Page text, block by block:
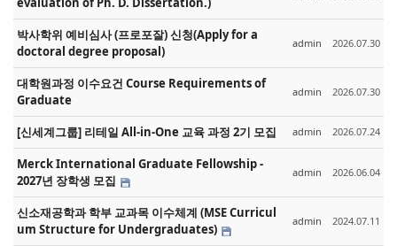
박사학위 예비심사 (프로포잘) 신청(Apply for a
doctoral degree proposal)
admin 2026.07.30
대학원과정 이수요건 Course Requirements of
Graduate
admin 2026.07.30
[신세계그룹] 리테일 All-in-One 교육 과정 2기 모집 admin 2026.07.24
Merck International Graduate Fellowship -
2027년 장학생 모집
admin 2026.06.04
신소재공학과 학부 교과목 이수체계 (MSE Curricul
um Structure for Undergraduates)
admin 2024.07.11